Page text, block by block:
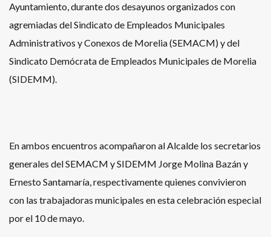
Ayuntamiento, durante dos desayunos organizados con
agremiadas del Sindicato de Empleados Municipales
Administrativos y Conexos de Morelia (SEMACM) y del
Sindicato Demócrata de Empleados Municipales de Morelia
(SIDEMM).
En ambos encuentros acompañaron al Alcalde los secretarios
generales del SEMACM y SIDEMM Jorge Molina Bazán y
Ernesto Santamaría, respectivamente quienes convivieron
con las trabajadoras municipales en esta celebración especial
por el 10 de mayo.